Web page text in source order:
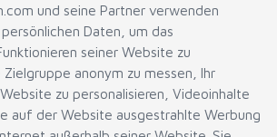
und seine Partner verwenden
Daten, um das
seiner Website zu
anonym zu messen, Ihr
zu personalisieren, Videoinhalte
auf der Website ausgestrahlte Werbung